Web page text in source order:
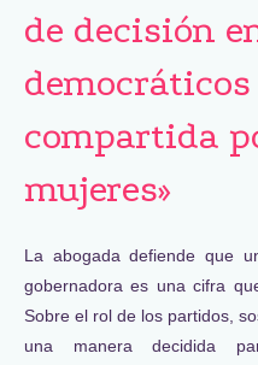
de decisión
democráticos
compartida
mujeres»
La abogada defiende que
gobernadora es una cifra
Sobre el rol de los partidos,
una manera decidida